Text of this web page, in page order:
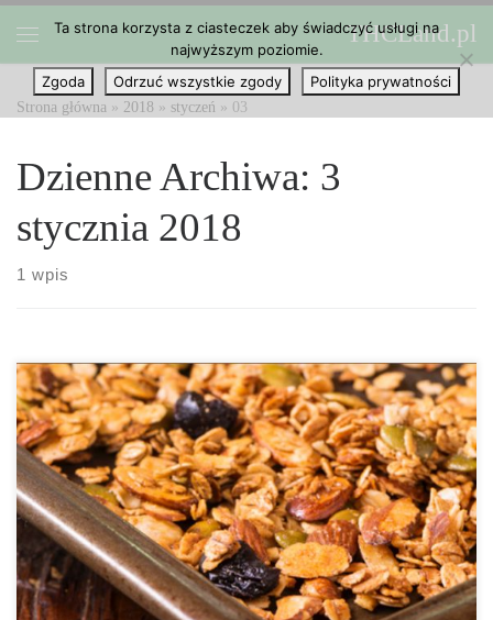
Przejdź do treści THCLand.pl
Strona główna » 2018 » styczeń » 03
Dzienne Archiwa: 3
stycznia 2018
1 wpis
Czas przygotowania: 15 minut Czas gotowania: 30 minut Gotowe
w: 45 minut Domowa granola smakuje znacznie lepiej niż ta
kupowana w sklepie i można ją utworzyć zgodnie ze swoimi
upodobaniami! Ten przepis jest naszą ulubioną wersją, ale nie
wahaj się […]
Ta strona korzysta z ciasteczek aby świadczyć usługi na
najwyższym poziomie.
Zgoda
Odrzuć wszystkie zgody Polityka prywatności